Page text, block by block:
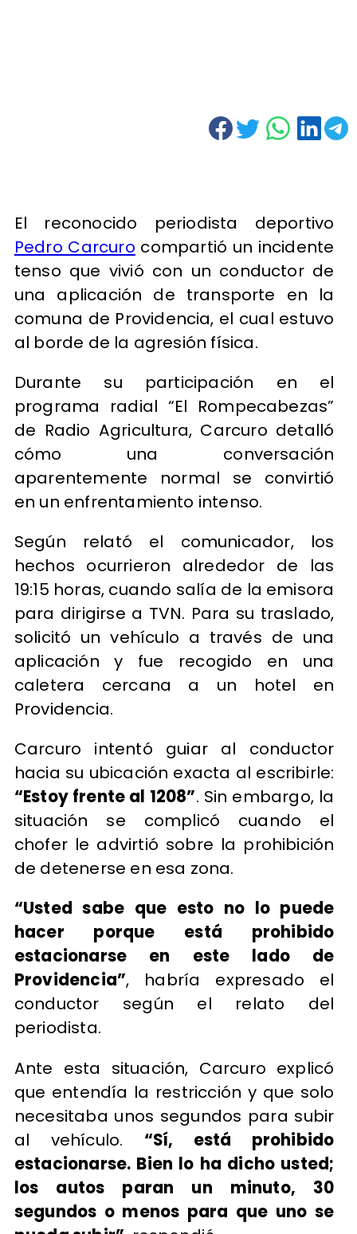
El reconocido periodista deportivo
Pedro Carcuro compartió un incidente
tenso que vivió con un conductor de
una aplicación de transporte en la
comuna de Providencia, el cual estuvo
al borde de la agresión física.
Durante su participación en el
programa radial “El Rompecabezas”
de Radio Agricultura, Carcuro detalló
cómo una conversación
aparentemente normal se convirtió
en un enfrentamiento intenso.
Según relató el comunicador, los
hechos ocurrieron alrededor de las
19:15 horas, cuando salía de la emisora
para dirigirse a TVN. Para su traslado,
solicitó un vehículo a través de una
aplicación y fue recogido en una
caletera cercana a un hotel en
Providencia.
Carcuro intentó guiar al conductor
hacia su ubicación exacta al escribirle:
“Estoy frente al 1208”. Sin embargo, la
situación se complicó cuando el
chofer le advirtió sobre la prohibición
de detenerse en esa zona.
“Usted sabe que esto no lo puede
hacer porque está prohibido
estacionarse en este lado de
Providencia”, habría expresado el
conductor según el relato del
periodista.
Ante esta situación, Carcuro explicó
que entendía la restricción y que solo
necesitaba unos segundos para subir
al vehículo. “Sí, está prohibido
estacionarse. Bien lo ha dicho usted;
los autos paran un minuto, 30
segundos o menos para que uno se